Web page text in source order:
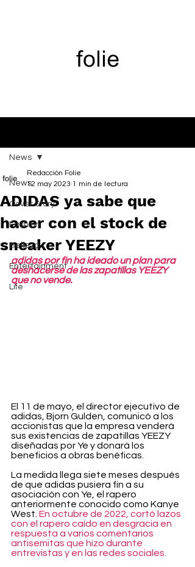
News
Cover Story
Fashion
Belleza
Entertainment
Life
News
ADIDAS ya sabe que
hacer con el stock de
sneaker YEEZY
Redacción Folie
12 may 2023 1 min de lectura
adidas por fin ha ideado un plan para
deshacerse de las zapatillas YEEZY
que no vende.
El 11 de mayo, el director ejecutivo de
adidas, Bjorn Gulden, comunicó a los
accionistas que la empresa venderá
sus existencias de zapatillas YEEZY
diseñadas por Ye y donará los
beneficios a obras benéficas.
La medida llega siete meses después
de que adidas pusiera fin a su
asociación con Ye, el rapero
anteriormente conocido como Kanye
West. En octubre de 2022, cortó lazos
con el rapero caído en desgracia en
respuesta a varios comentarios
antisemitas que hizo durante
entrevistas y en las redes sociales.